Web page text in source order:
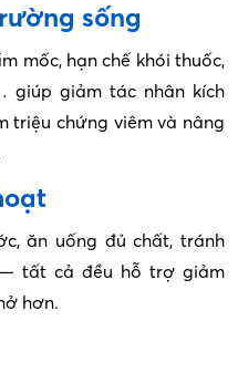
sống
mốc, hạn chế khói thuốc,
giúp giảm tác nhân kích
triệu chứng viêm và nâng
ăn uống đủ chất, tránh
tất cả đều hỗ trợ giảm
hơn.